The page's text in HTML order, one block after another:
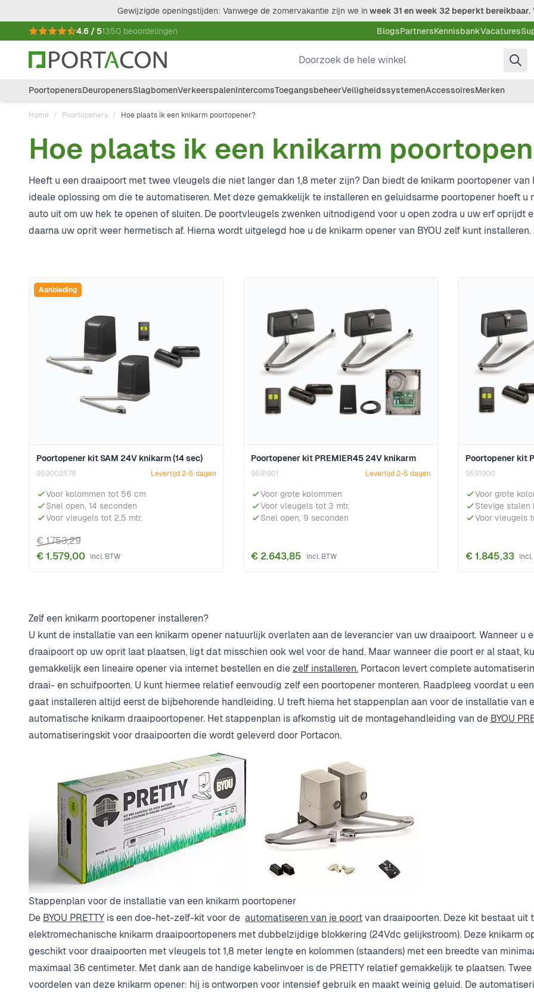
Gewijzigde openingstijden: Vanwege de zomervakantie zijn we in week 31 en week 32 beperkt bereikbaar.
4.6 / 51350 beoordelingen BlogsPartnersKennisbankVacatures
Doorzoek de hele winkel
PoortopenersDeuropenersSlagbomenVerkeerspalenIntercomsToegangsbeheerVeiligheidssystemenAccessoiresMerken
Home / Poortopeners / Hoe plaats ik een knikarm poortopener?
Hoe plaats ik een knikarm
Heeft u een draaipoort met twee vleugels die niet langer dan 1,8 meter zijn? Dan biedt de knikarm poortopener van
ideale oplossing om die te automatiseren. Met deze gemakkelijk te installeren en geluidsarme poortopener hoeft u
auto uit om uw hek te openen of sluiten. De poortvleugels zwenken uitnodigend voor u open zodra u uw erf oprijdt
daarna uw oprit weer hermetisch af. Hierna wordt uitgelegd hoe u de knikarm opener van BYOU zelf kunt installeren.
Poortopener kit SAM 24V knikarm (14 sec)
959002578 Levertijd 2-5 dagen
Voor kolommen tot 56 cm
Snel open, 14 seconden
Voor vleugels tot 2,5 mtr.
€ 1.579,00
€ 1.753,29
Aanbieding
Poortopener kit PREMIER45 24V knikarm
9591901 Levertijd 2-5 dagen
Voor grote kolommen
Voor vleugels tot 3 mtr.
Snel open, 9 seconden
€ 2.643,85
Poortopener kit
9591900
Voor grote
Stevige stalen
Voor vleugels
€ 1.845,33
Zelf een knikarm poortopener installeren?
U kunt de installatie van een knikarm opener natuurlijk overlaten aan de leverancier van uw draaipoort. Wanneer u
draaipoort op uw oprit laat plaatsen, ligt dat misschien ook wel voor de hand. Maar wanneer die poort er al staat,
gemakkelijk een lineaire opener via internet bestellen en die zelf installeren. Portacon levert complete
draai- en schuifpoorten. U kunt hiermee relatief eenvoudig zelf een poortopener monteren. Raadpleeg voordat u
gaat installeren altijd eerst de bijbehorende handleiding. U treft hierna het stappenplan aan voor de installatie van
automatische knikarm draaipoortopener. Het stappenplan is afkomstig uit de montagehandleiding van de BYOU
automatiseringskit voor draaipoorten die wordt geleverd door Portacon.
Stappenplan voor de installatie van een knikarm poortopener
De BYOU PRETTY is een doe-het-zelf-kit voor de automatiseren van je poortvan draaipoorten. Deze kit bestaat uit
elektromechanische knikarm draaipoortopeners met dubbelzijdige blokkering (24Vdc gelijkstroom). Deze knikarm
geschikt voor draaipoorten met vleugels tot 1,8 meter lengte en kolommen (staanders) met een breedte van
maximaal 36 centimeter. Met dank aan de handige kabelinvoer is de PRETTY relatief gemakkelijk te plaatsen.
voordelen van deze knikarm opener: hij is ontworpen voor intensief gebruik en maakt weinig geluid. De